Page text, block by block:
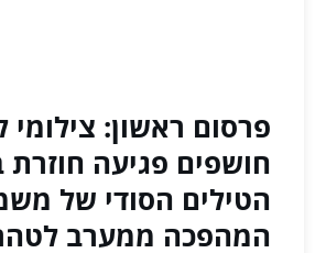
פרסום ראשון: צילומי
חושפים פגיעה חוזרת
הטילים הסודי של
המהפכה ממערב